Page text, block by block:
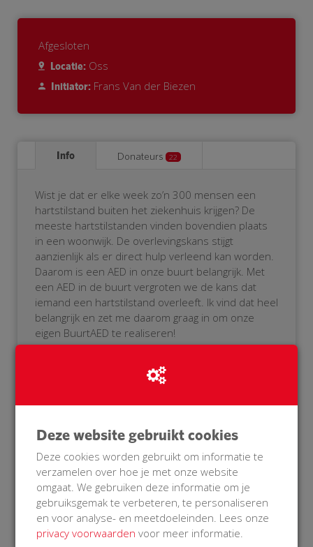
Afgesloten
Locatie: Oss
Initiator: Frans Van der Biezen
Info Donateurs 22
Wist je dat er elke week zo’n 300 mensen een
hartstilstand buiten het ziekenhuis krijgen? De
meeste hartstilstanden vinden bovendien plaats
in een woonwijk. De overlevingskans stijgt
aanzienlijk als er direct hulp verleend kan worden.
Daarom is een AED in onze buurt belangrijk. Met
een AED in de buurt vergroten we de kans dat
iemand een hartstilstand overleeft. Ik vind dat heel
belangrijk en zet me daarom graag in om onze
eigen BuurtAED te realiseren!
geen probleem! De AED wordt namelijk aangemeld
bij het reanimatie-oproepsysteem. Als er iemand
burgerhulpverlener die opgeroepen wordt. Een
burgerhulpverlener is getraind om in zo’n situatie
hulp te verlenen.
Doe je mee met onze BuurtAED?
Deze website gebruikt cookies
Deze cookies worden gebruikt om informatie te
verzamelen over hoe je met onze website
omgaat. We gebruiken deze informatie om je
gebruiksgemak te verbeteren, te personaliseren
en voor analyse- en meetdoeleinden. Lees onze
privacy voorwaarden voor meer informatie.